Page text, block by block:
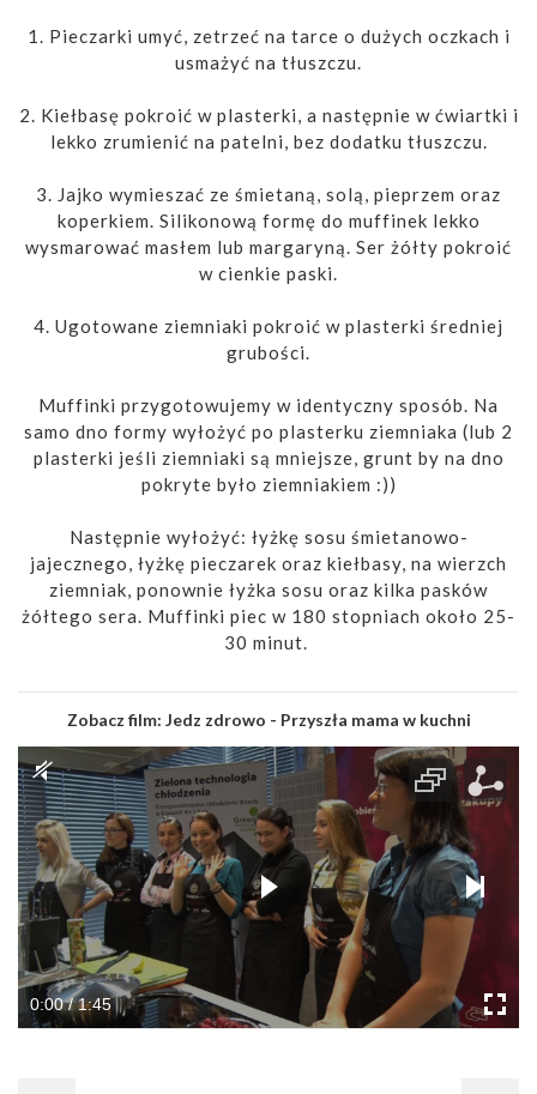
1. Pieczarki umyć, zetrzeć na tarce o dużych oczkach i
usmażyć na tłuszczu.
2. Kiełbasę pokroić w plasterki, a następnie w ćwiartki i
lekko zrumienić na patelni, bez dodatku tłuszczu.
3. Jajko wymieszać ze śmietaną, solą, pieprzem oraz
koperkiem. Silikonową formę do muffinek lekko
wysmarować masłem lub margaryną. Ser żółty pokroić
w cienkie paski.
4. Ugotowane ziemniaki pokroić w plasterki średniej
grubości.
Muffinki przygotowujemy w identyczny sposób. Na
samo dno formy wyłożyć po plasterku ziemniaka (lub 2
plasterki jeśli ziemniaki są mniejsze, grunt by na dno
pokryte było ziemniakiem :))
Następnie wyłożyć: łyżkę sosu śmietanowo-
jajecznego, łyżkę pieczarek oraz kiełbasy, na wierzch
ziemniak, ponownie łyżka sosu oraz kilka pasków
żółtego sera. Muffinki piec w 180 stopniach około 25-
30 minut.
Zobacz film: Jedz zdrowo - Przyszła mama w kuchni
0:00 / 1:45